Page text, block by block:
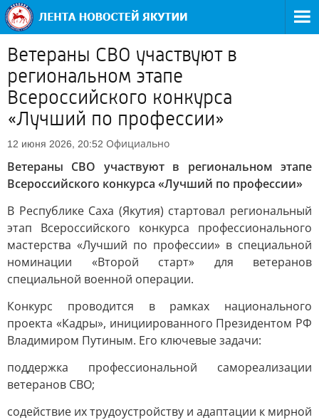
Ветераны СВО участвуют в
региональном этапе
Всероссийского конкурса
«Лучший по профессии»
12 июня 2026, 20:52 Официально
Ветераны СВО участвуют в региональном этапе
Всероссийского конкурса «Лучший по профессии»
В Республике Саха (Якутия) стартовал региональный
этап Всероссийского конкурса профессионального
мастерства «Лучший по профессии» в специальной
номинации «Второй старт» для ветеранов
специальной военной операции.
Конкурс проводится в рамках национального
проекта «Кадры», инициированного Президентом РФ
Владимиром Путиным. Его ключевые задачи:
поддержка профессиональной самореализации
ветеранов СВО;
содействие их трудоустройству и адаптации к мирной